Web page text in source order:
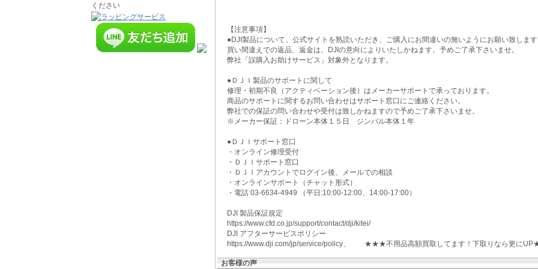
【注意事項】
●DJI製品について、公式サイトを熟読いただき、ご購入にお間違いの無いようにお願い致します
買い間違えでの返品、返金は、DJIの意向によりいたしかねます。予めご了承下さいませ。
弊社「誤購入お助けサービス」対象外となります。
●ＤＪＩ製品のサポートに関して
修理・初期不良（アクティベーション後）はメーカーサポートで承っております。
商品のサポートに関するお問い合わせはサポート窓口にご連絡ください。
弊社での保証の問い合わせや受付は致しかねますので予めご了承下さいませ。
※メーカー保証：ドローン本体１５日 ジンバル本体１年
●ＤＪＩサポート窓口
・オンライン修理受付
・ＤＪＩサポート窓口
・ＤＪＩアカウントでログイン後、メールでの相談
・オンラインサポート（チャット形式）
・電話 03-6634-4949 （平日:10:00-12:00、14:00-17:00）
DJI 製品保証規定
https://www.cfd.co.jp/support/contact/dji/kitei/
DJI アフターサービスポリシー
https://www.dji.com/jp/service/policy、 ★★★不用品高額買取してます！下取りなら更に
お客様の声